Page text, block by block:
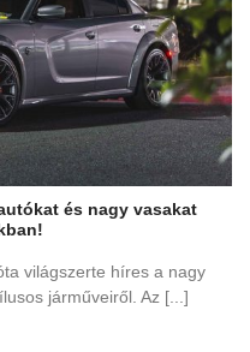
és nagy vasakat
világszerte híres a nagy
járműveiről. Az [...]